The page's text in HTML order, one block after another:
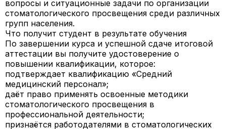
вопросы и ситуационные задачи по организации
стоматологического просвещения среди различных
групп населения.
Что получит студент в результате обучения
По завершении курса и успешной сдаче итоговой
аттестации вы получите удостоверение о
повышении квалификации, которое:
подтверждает квалификацию «Средний
медицинский персонал»;
даёт право применять освоенные методики
стоматологического просвещения в
профессиональной деятельности;
признаётся работодателями в стоматологических